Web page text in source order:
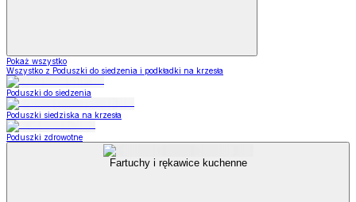
Pokaż wszystko
Wszystko z Poduszki do siedzenia i podkładki na krzesła
Poduszki do siedzenia
Poduszki siedziska na krzesła
Poduszki zdrowotne
Fartuchy i rękawice kuchenne